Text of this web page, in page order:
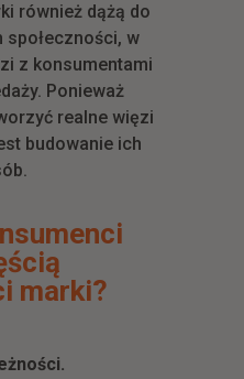
również dążą do
społeczności, w
z konsumentami
Ponieważ
realne więzi
budowanie ich
marki?